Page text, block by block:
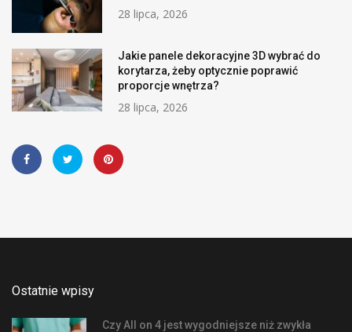
28 lipca, 2026
Jakie panele dekoracyjne 3D wybrać do
korytarza, żeby optycznie poprawić
proporcje wnętrza?
28 lipca, 2026
Ostatnie wpisy
Czy All on 4 jest wygodniejsze niż zwykła